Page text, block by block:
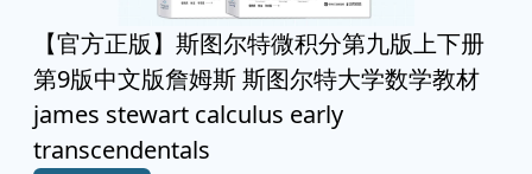
【官方正版】斯图尔特微积分第九版上下册
第9版中文版詹姆斯 斯图尔特大学数学教材
james stewart calculus early
transcendentals